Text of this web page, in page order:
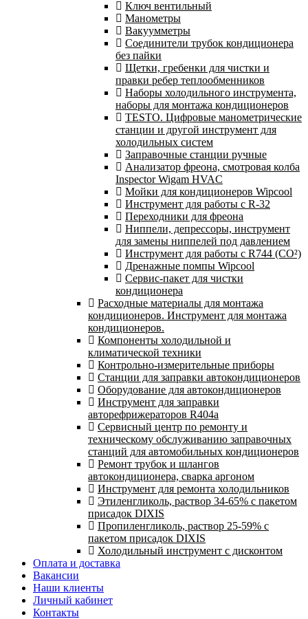
Ключ вентильный
Манометры
Вакуумметры
Соединители трубок кондиционера
без пайки
Щетки, гребенки для чистки и
правки ребер теплообменников
Наборы холодильного инструмента,
наборы для монтажа кондиционеров
TESTO. Цифровые манометрические
станции и другой инструмент для
холодильных систем
Заправочные станции ручные
Анализатор фреона, смотровая колба
Inspector Wigam HVAC
Мойки для кондиционеров Wipcool
Инструмент для работы с R-32
Переходники для фреона
Ниппели, депрессоры, инструмент
для замены ниппелей под давлением
Инструмент для работы с R744 (CO²)
Дренажные помпы Wipcool
Сервис-пакет для чистки
кондиционера
Расходные материалы для монтажа
кондиционеров. Инструмент для монтажа
кондиционеров.
Компоненты холодильной и
климатической техники
Контрольно-измерительные приборы
Станции для заправки автокондиционеров
Оборудование для автокондиционеров
Инструмент для заправки
авторефрижераторов R404a
Сервисный центр по ремонту и
техническому обслуживанию заправочных
станций для автомобильных кондиционеров
Ремонт трубок и шлангов
автокондиционера, сварка аргоном
Инструмент для ремонта холодильников
Этиленгликоль, раствор 34-65% с пакетом
присадок DIXIS
Пропиленгликоль, раствор 25-59% с
пакетом присадок DIXIS
Холодильный инструмент с дисконтом
Оплата и доставка
Вакансии
Наши клиенты
Личный кабинет
Контакты